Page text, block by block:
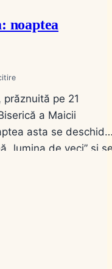
noaptea
pe 21
a Maicii
asta se deschid
„lumina de veci” și